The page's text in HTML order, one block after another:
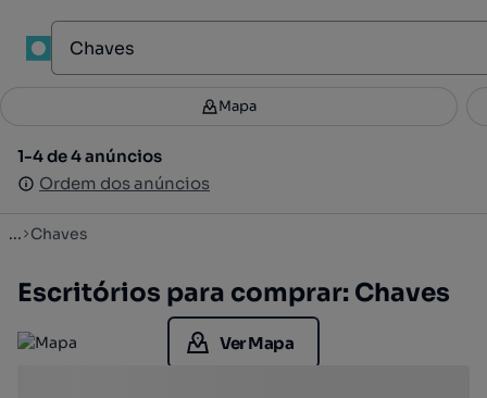
Filtros 3
1-4 de 4 anúncios
Ordem dos anúncios
Mapa
1-4 de 4 anúncios
Ordem dos anúncios
... Chaves
Escritórios para comprar: Chaves
Ver Mapa